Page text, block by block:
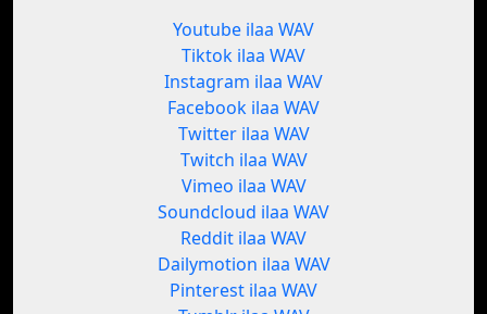
Youtube ilaa WAV
Tiktok ilaa WAV
Instagram ilaa WAV
Facebook ilaa WAV
Twitter ilaa WAV
Twitch ilaa WAV
Vimeo ilaa WAV
Soundcloud ilaa WAV
Reddit ilaa WAV
Dailymotion ilaa WAV
Pinterest ilaa WAV